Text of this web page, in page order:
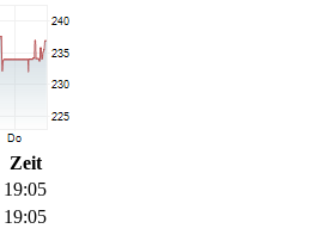
Zeit
19:05
19:05